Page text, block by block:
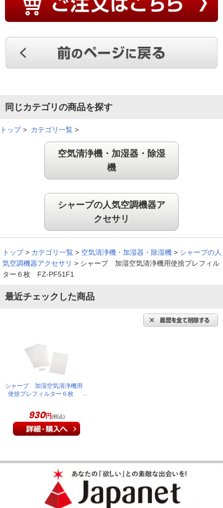
同じカテゴリの商品を探す
トップ> カテゴリ一覧 >
空気清浄機・加湿器・除湿
機
シャープの人気空調機器ア
クセサリ
トップ > カテゴリ一覧 > 空気清浄機・加湿器・除湿機 > シャープの人
気空調機器アクセサリ > シャープ 加湿空気清浄機用使捨プレフィル
ター６枚 FZ-PF51F1
最近チェックした商品
シャープ 加湿空気清浄機用
使捨プレフィルター６枚
930円(税込)